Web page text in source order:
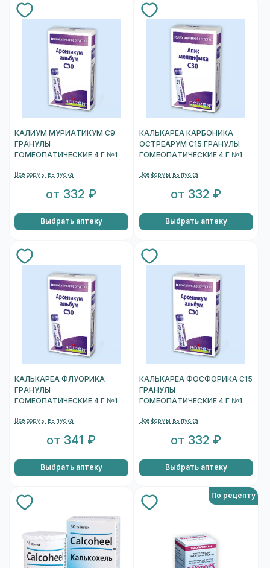
КАЛИУМ МУРИАТИКУМ C9
ГРАНУЛЫ
ГОМЕОПАТИЧЕСКИЕ 4 Г №1
Все формы выпуска
от 332 ₽
Выбрать аптеку
КАЛЬКАРЕА КАРБОНИКА
ОСТРЕАРУМ С15 ГРАНУЛЫ
ГОМЕОПАТИЧЕСКИЕ 4 Г №1
Все формы выпуска
от 332 ₽
Выбрать аптеку
КАЛЬКАРЕА ФЛУОРИКА
ГРАНУЛЫ
ГОМЕОПАТИЧЕСКИЕ 4 Г №1
Все формы выпуска
от 341 ₽
Выбрать аптеку
КАЛЬКАРЕА ФОСФОРИКА C15
ГРАНУЛЫ
ГОМЕОПАТИЧЕСКИЕ 4 Г №1
Все формы выпуска
от 332 ₽
Выбрать аптеку
По рецепту